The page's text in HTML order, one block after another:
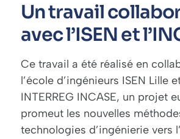
Un travail
avec l’ISEN et
Ce travail a été réalisé en
l’école d’ingénieurs ISEN Lille
INTERREG INCASE, un projet
promeut les nouvelles
technologies d’ingénierie vers